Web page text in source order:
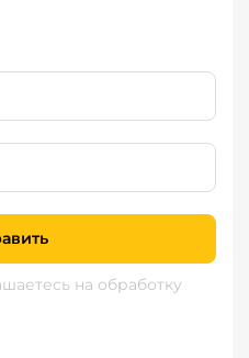
на обработку